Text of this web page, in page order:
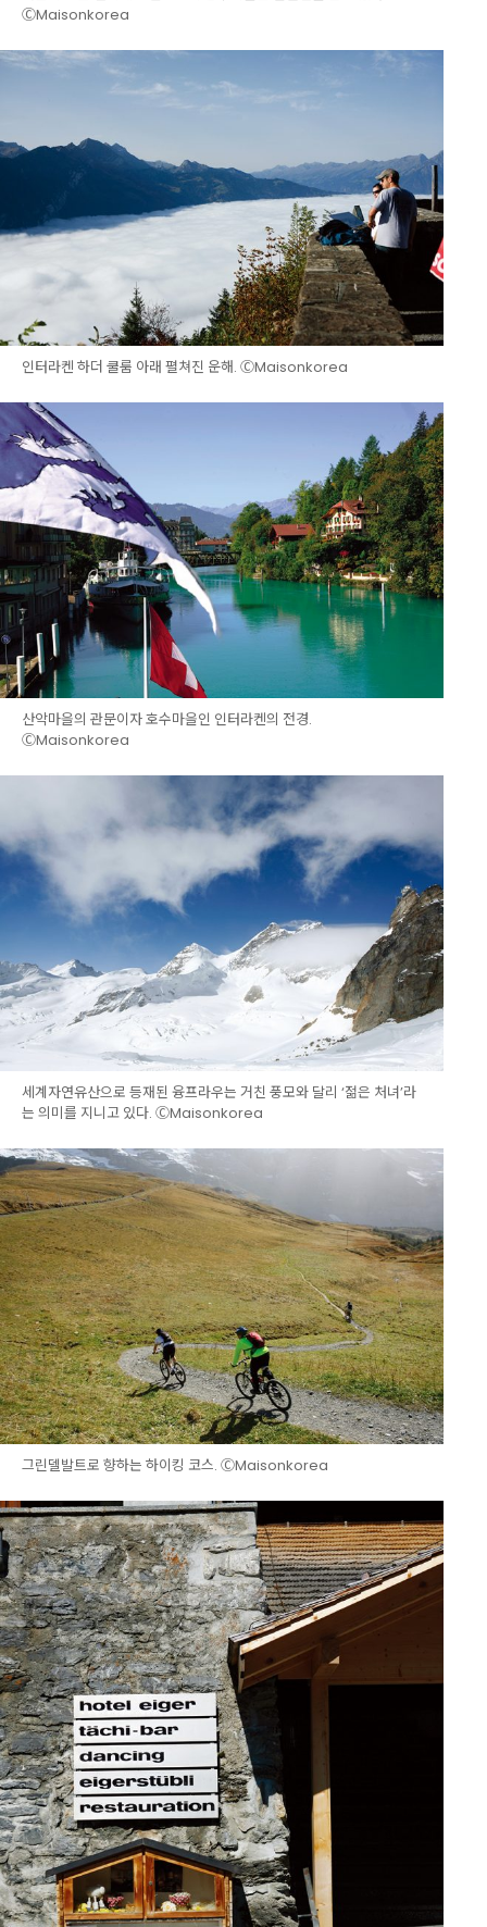
ⒸMaisonkorea
인터라켄 하더 쿨룸 아래 펼쳐진 운해. ⒸMaisonkorea
산악마을의 관문이자 호수마을인 인터라켄의 전경.
ⒸMaisonkorea
세계자연유산으로 등재된 융프라우는 거친 풍모와 달리 ‘젊은 처녀’라
는 의미를 지니고 있다. ⒸMaisonkorea
그린델발트로 향하는 하이킹 코스. ⒸMaisonkorea